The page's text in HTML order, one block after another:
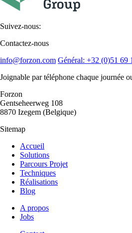
Suivez-nous:
Contactez-nous
info@forzon.com Général: +32 (0)51 69
Joignable par téléphone chaque journée
Forzon
Gentseheerweg 108
8870 Izegem (Belgique)
Sitemap
Hoofdnavigatie
Forzon
Accueil
Solutions
Parcours Projet
Techniques
Réalisations
Blog
Secundaire
A propos
Jobs